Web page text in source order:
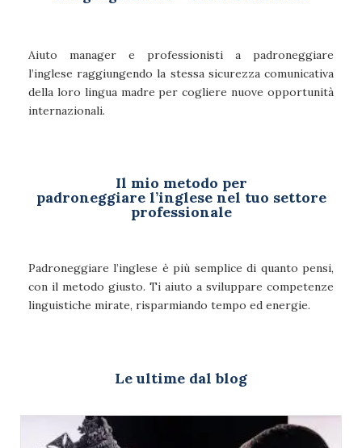
Aiuto manager e professionisti a padroneggiare
l’inglese raggiungendo la stessa sicurezza comunicativa
della loro lingua madre per cogliere nuove opportunità
internazionali.
Il mio metodo per
padroneggiare l’inglese nel tuo settore
professionale
Padroneggiare l’inglese è più semplice di quanto pensi,
con il metodo giusto. Ti aiuto a sviluppare competenze
linguistiche mirate, risparmiando tempo ed energie.
Le ultime dal blog